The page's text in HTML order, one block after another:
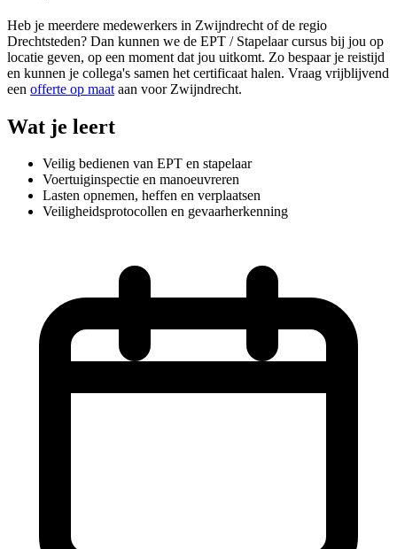
Heb je meerdere medewerkers in Zwijndrecht of de regio
Drechtsteden? Dan kunnen we de EPT / Stapelaar cursus bij jou op
locatie geven, op een moment dat jou uitkomt. Zo bespaar je reistijd
en kunnen je collega's samen het certificaat halen. Vraag vrijblijvend
een offerte op maat aan voor Zwijndrecht.
Wat je leert
Veilig bedienen van EPT en stapelaar
Voertuiginspectie en manoeuvreren
Lasten opnemen, heffen en verplaatsen
Veiligheidsprotocollen en gevaarherkenning